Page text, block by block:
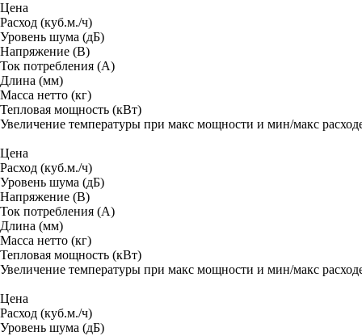
Цена
Расход (куб.м./ч)
Уровень шума (дБ)
Напряжение (В)
Ток потребления (A)
Длина (мм)
Масса нетто (кг)
Тепловая мощность (кВт)
Увеличение температуры при макс мощности и мин/макс
Цена
Расход (куб.м./ч)
Уровень шума (дБ)
Напряжение (В)
Ток потребления (A)
Длина (мм)
Масса нетто (кг)
Тепловая мощность (кВт)
Увеличение температуры при макс мощности и мин/макс
Цена
Расход (куб.м./ч)
Уровень шума (дБ)